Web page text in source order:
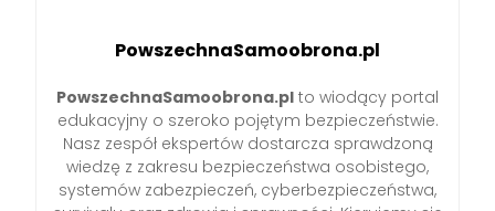
PowszechnaSamoobrona.pl
PowszechnaSamoobrona.pl to wiodący portal
edukacyjny o szeroko pojętym bezpieczeństwie.
Nasz zespół ekspertów dostarcza sprawdzoną
wiedzę z zakresu bezpieczeństwa osobistego,
systemów zabezpieczeń, cyberbezpieczeństwa,